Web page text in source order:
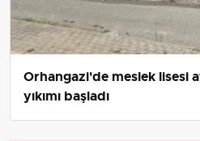
Orhangazi'de meslek lisesi
yıkımı başladı